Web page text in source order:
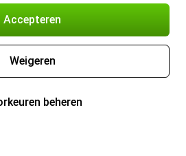
Accepteren
Weigeren
beheren